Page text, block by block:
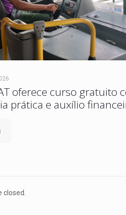
oferece curso gratuito
prática e auxílio
closed.